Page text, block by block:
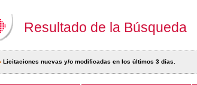
Resultado de la Búsqueda
Licitaciones nuevas y/o modificadas en los últimos 3 días.